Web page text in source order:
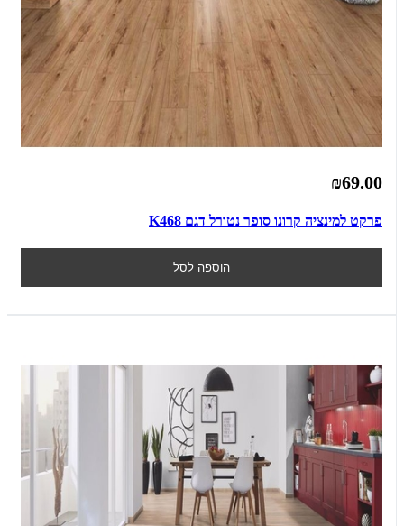
₪69.00
פרקט למינציה קרונו סופר נטורל דגם K468
הוספה לסל